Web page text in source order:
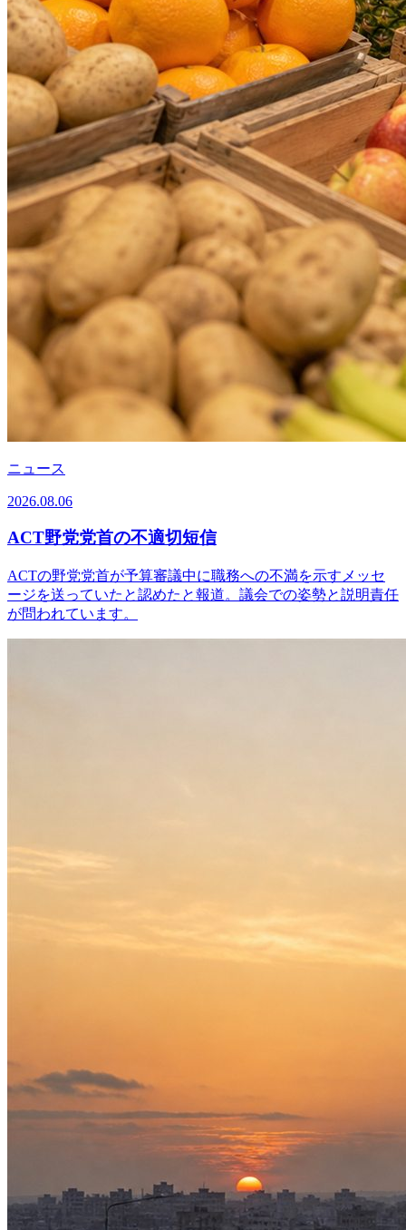
ニュース
2026.08.06
ACT野党党首の不適切短信
ACTの野党党首が予算審議中に職務への不満を示すメッセ
ージを送っていたと認めたと報道。議会での姿勢と説明責任
が問われています。